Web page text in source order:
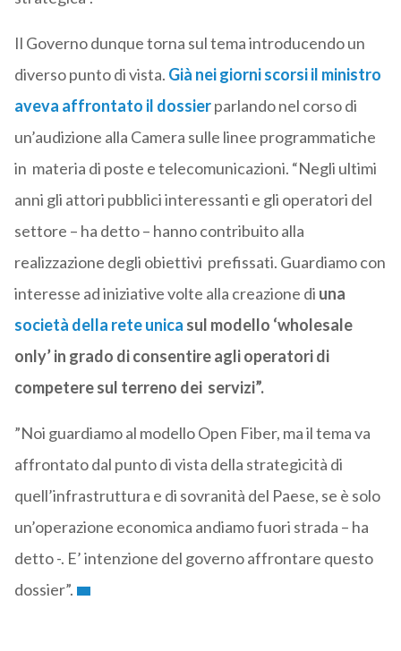
Il Governo dunque torna sul tema introducendo un
diverso punto di vista. Già nei giorni scorsi il ministro
aveva affrontato il dossierparlando nel corso di
un’audizione alla Camera sulle linee programmatiche
in materia di poste e telecomunicazioni. “Negli ultimi
anni gli attori pubblici interessanti e gli operatori del
settore – ha detto – hanno contribuito alla
realizzazione degli obiettivi prefissati. Guardiamo con
interesse ad iniziative volte alla creazione di una
società della rete unica sul modello ‘wholesale
only’ in grado di consentire agli operatori di
competere sul terreno dei servizi”.
”Noi guardiamo al modello Open Fiber, ma il tema va
affrontato dal punto di vista della strategicità di
quell’infrastruttura e di sovranità del Paese, se è solo
un’operazione economica andiamo fuori strada – ha
detto -. E’ intenzione del governo affrontare questo
dossier”.